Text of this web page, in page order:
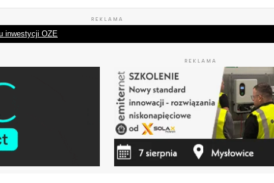
REKLAMA
inwestycji OZE
REKLAMA